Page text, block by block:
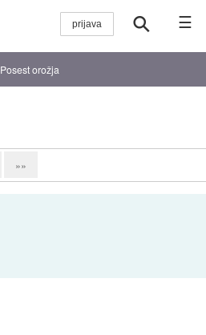
☰
Posest orožja
»»